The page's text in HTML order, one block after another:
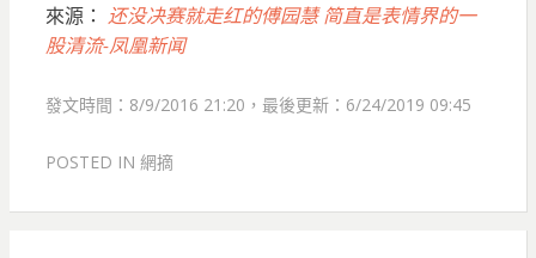
來源： 还没决赛就走红的傅园慧 简直是表情界的一
股清流-凤凰新闻
發文時間：8/9/2016 21:20，最後更新：6/24/2019 09:45
POSTED IN 網摘